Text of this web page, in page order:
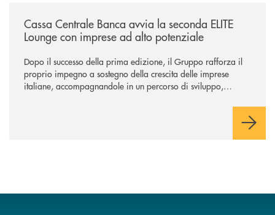
Cassa Centrale Banca avvia la seconda ELITE
Lounge con imprese ad alto potenziale
Dopo il successo della prima edizione, il Gruppo rafforza il
proprio impegno a sostegno della crescita delle imprese
italiane, accompagnandole in un percorso di sviluppo,